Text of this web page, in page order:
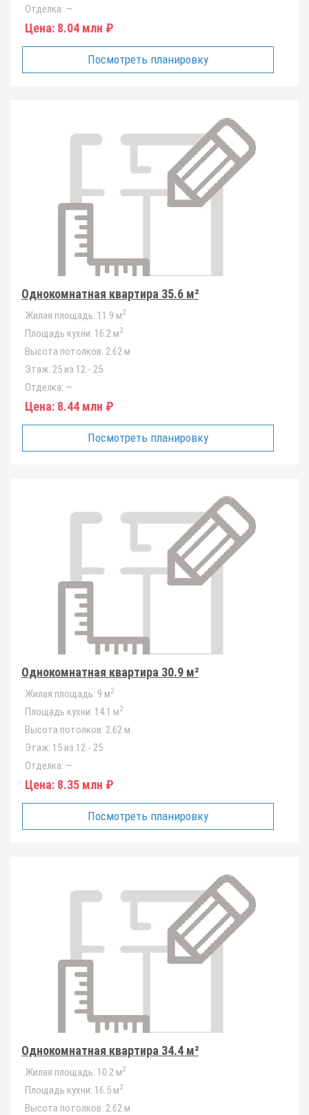
Отделка: —
Цена: 8.04 млн ₽
Посмотреть планировку
Однокомнатная квартира 35.6 м²
Жилая площадь: 11.9 м2
Площадь кухни: 16.2 м2
Высота потолков: 2.62 м
Этаж: 25 из 12 - 25
Отделка: —
Цена: 8.44 млн ₽
Посмотреть планировку
Однокомнатная квартира 30.9 м²
Жилая площадь: 9 м2
Площадь кухни: 14.1 м2
Высота потолков: 2.62 м
Этаж: 15 из 12 - 25
Отделка: —
Цена: 8.35 млн ₽
Посмотреть планировку
Однокомнатная квартира 34.4 м²
Жилая площадь: 10.2 м2
Площадь кухни: 16.5 м2
Высота потолков: 2.62 м